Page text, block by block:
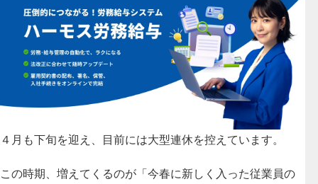
４月も下旬を迎え、目前には大型連休を控えています。
この時期、増えてくるのが「今春に新しく入った従業員の